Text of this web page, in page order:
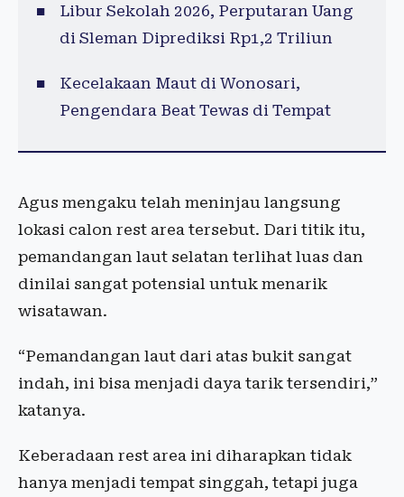
Libur Sekolah 2026, Perputaran Uang
di Sleman Diprediksi Rp1,2 Triliun
Kecelakaan Maut di Wonosari,
Pengendara Beat Tewas di Tempat
Agus mengaku telah meninjau langsung
lokasi calon rest area tersebut. Dari titik itu,
pemandangan laut selatan terlihat luas dan
dinilai sangat potensial untuk menarik
wisatawan.
“Pemandangan laut dari atas bukit sangat
indah, ini bisa menjadi daya tarik tersendiri,”
katanya.
Keberadaan rest area ini diharapkan tidak
hanya menjadi tempat singgah, tetapi juga